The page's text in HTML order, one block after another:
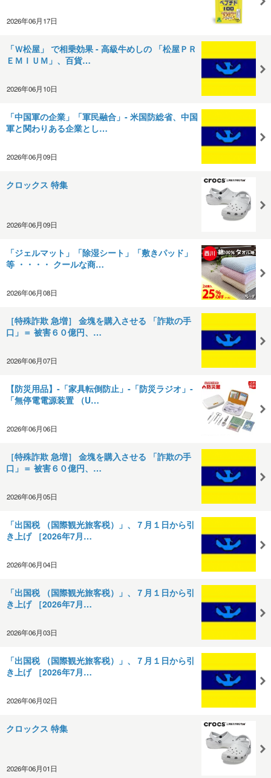
2026年06月17日
「Ｗ松屋」 で相乗効果 - 高級牛めしの 「松屋ＰＲ
ＥＭＩＵＭ」、百貨…
2026年06月10日
「中国軍の企業」「軍民融合」‐ 米国防総省、中国
軍と関わりある企業とし…
2026年06月09日
クロックス 特集
2026年06月09日
「ジェルマット」「除湿シート」「敷きパッド」
等 ・・・・ クールな商…
2026年06月08日
［特殊詐欺 急増］ 金塊を購入させる 「詐欺の手
口」＝ 被害６０億円、…
2026年06月07日
【防災用品】‐「家具転倒防止」‐「防災ラジオ」‐
「無停電電源装置 （U…
2026年06月06日
［特殊詐欺 急増］ 金塊を購入させる 「詐欺の手
口」＝ 被害６０億円、…
2026年06月05日
「出国税 （国際観光旅客税）」、７月１日から引
き上げ ［2026年7月…
2026年06月04日
「出国税 （国際観光旅客税）」、７月１日から引
き上げ ［2026年7月…
2026年06月03日
「出国税 （国際観光旅客税）」、７月１日から引
き上げ ［2026年7月…
2026年06月02日
クロックス 特集
2026年06月01日